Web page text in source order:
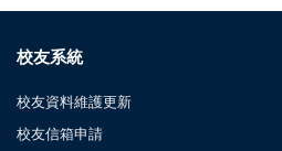
校友系統
校友資料維護更新
校友信箱申請